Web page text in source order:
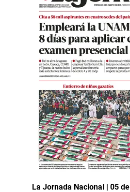
La Jornada Nacional | 05